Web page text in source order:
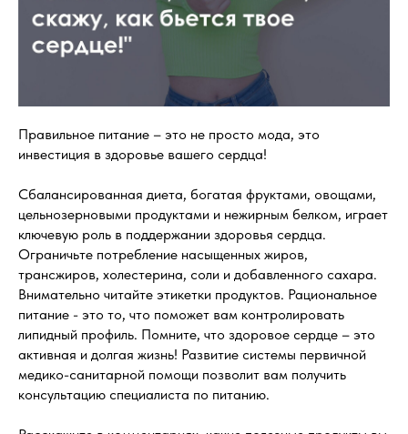
Правильное питание – это не просто мода, это
инвестиция в здоровье вашего сердца!
Сбалансированная диета, богатая фруктами, овощами,
цельнозерновыми продуктами и нежирным белком, играет
ключевую роль в поддержании здоровья сердца.
Ограничьте потребление насыщенных жиров,
трансжиров, холестерина, соли и добавленного сахара.
Внимательно читайте этикетки продуктов. Рациональное
питание - это то, что поможет вам контролировать
липидный профиль. Помните, что здоровое сердце – это
активная и долгая жизнь! Развитие системы первичной
медико-санитарной помощи позволит вам получить
консультацию специалиста по питанию.